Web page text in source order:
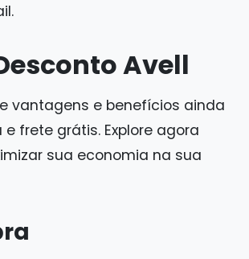
Avell
vantagens e benefícios ainda
frete grátis. Explore agora
sua economia na sua